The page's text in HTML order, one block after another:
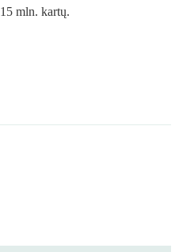
mln. kartų.